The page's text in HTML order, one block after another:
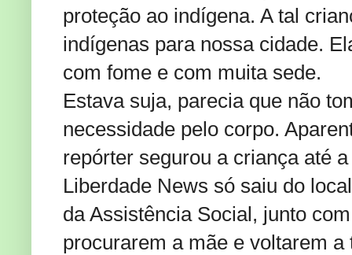
proteção ao indígena. A tal
indígenas para nossa cidade.
com fome e com muita sede.
Estava suja, parecia que não
necessidade pelo corpo.
repórter segurou a criança até
Liberdade News só saiu do
da Assistência Social, junto
procurarem a mãe e voltarem a